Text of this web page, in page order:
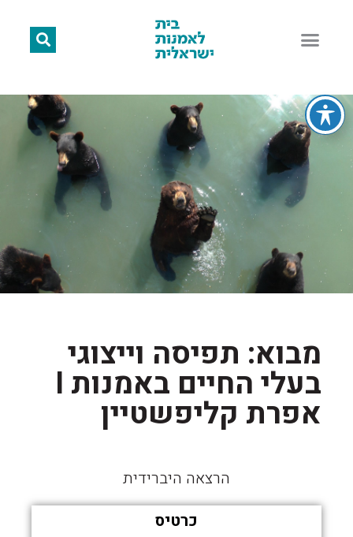
מבוא: תפיסה וייצוגי
בעלי החיים באמנות I
אפרת קליפשטיין
הרצאה היברידית
כרטיס